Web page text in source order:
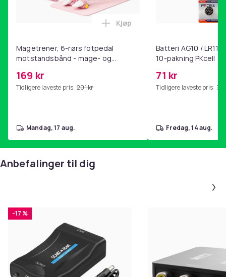
Magetrener, 6-rørs fotpedal
motstandsbånd - mage- og
hjemmegymnastikk Pink
169 kr
Tidligere laveste pris: 201 kr
Legg Magetrener, 6-rørs
Kjøp
mandag, 17 aug.
Batteri AG10 /
10-pakning PKcell
71 kr
Tidligere laveste pris: 76
fredag, 14 aug.
Anbefalinger til dig
-17 %